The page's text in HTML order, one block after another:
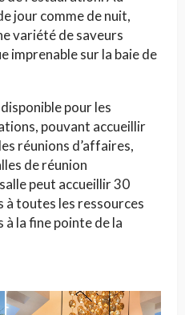
jour comme de nuit,
variété de saveurs
imprenable sur la baie de
pour les
pouvant accueillir
réunions d’affaires,
de réunion
peut accueillir 30
à toutes les ressources
la fine pointe de la